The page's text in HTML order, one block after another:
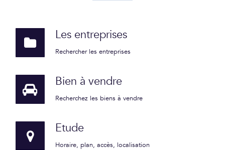
Les entreprises
Rechercher les entreprises
Bien à vendre
Recherchez les biens à vendre
Etude
Horaire, plan, accès, localisation